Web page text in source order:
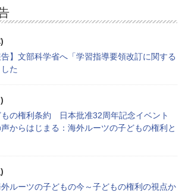
告】文部科学省へ「学習指導要領改訂に関する
た
の権利条約 日本批准32周年記念イベント
からはじまる：海外ルーツの子どもの権利と
ルーツの子どもの今～子どもの権利の視点か